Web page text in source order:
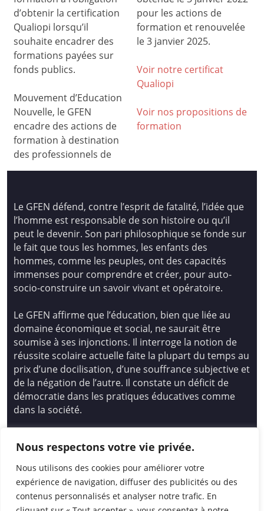
Nous respectons votre vie privée.
Nous utilisons des cookies pour améliorer votre
expérience de navigation, diffuser des publicités ou des
contenus personnalisés et analyser notre trafic. En
d’obtenir la certification
Qualiopi lorsqu’il
souhaite encadrer des
formations payées sur
fonds publics.
Mouvement d’Education
Nouvelle, le GFEN
encadre des actions de
formation à destination
des professionnels de
pour les actions de
formation et renouvelée
le 3 janvier 2025.
Voir notre certificat
Qualiopi
Voir nos propositions de
formation
Le GFEN défend, contre l’esprit de fatalité, l’idée que
l’homme est responsable de son histoire ou qu’il
peut le devenir. Son pari philosophique se fonde sur
le fait que tous les hommes, les enfants des
hommes, comme les peuples, ont des capacités
immenses pour comprendre et créer, pour auto-
socio-construire un savoir vivant et opératoire.
Le GFEN affirme que l’éducation, bien que liée au
domaine économique et social, ne saurait être
soumise à ses injonctions. Il interroge la notion de
réussite scolaire actuelle faite la plupart du temps au
prix d’une docilisation, d’une souffrance subjective et
de la négation de l’autre. Il constate un déficit de
démocratie dans les pratiques éducatives comme
dans la société.
Nouvelle
14 avenue Spinoza 94200 Ivry Sur Seine
01 46 72 53 17 – gfen@gfen.asso.fr